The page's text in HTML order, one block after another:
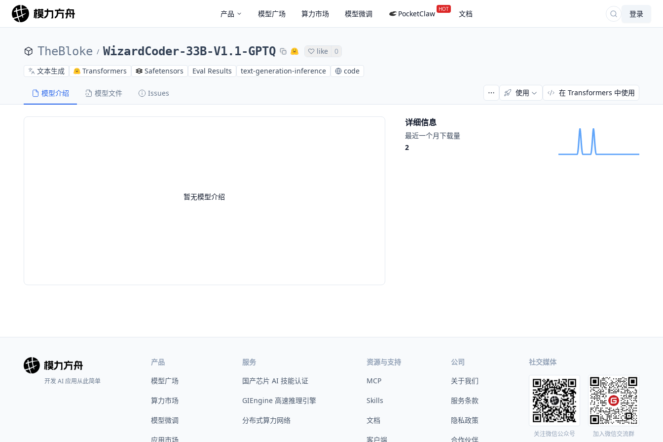
产品 模型广场 算力市场 模型微调 PocketClaw HOT 文档 登录
TheBloke / WizardCoder-33B-V1.1-GPTQ like 0
文本生成 Transformers Safetensors Eval Results text-generation-inference code
模型介绍 模型文件 Issues 使用 在 Transformers 中使用
暂无模型介绍
详细信息
最近一个月下载量
2
开发 AI 应用从此简单
产品
模型广场
算力市场
模型微调
应用市场
服务
国产芯片 AI 技能认证
GIEngine 高速推理引擎
分布式算力网络
资源与支持
MCP
Skills
文档
客户端
公司
关于我们
服务条款
隐私政策
合作伙伴
社交媒体
关注微信公众号 加入微信交流群